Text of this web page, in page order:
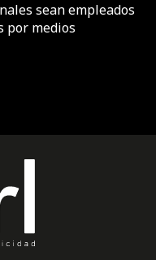
sean empleados
por medios